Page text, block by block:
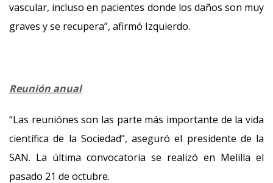
vascular, incluso en pacientes donde los daños son muy
graves y se recupera”, afirmó Izquierdo.
Reunión anual
“Las reuniónes son las parte más importante de la vida
científica de la Sociedad”, aseguró el presidente de la
SAN. La última convocatoria se realizó en Melilla el
pasado 21 de octubre.